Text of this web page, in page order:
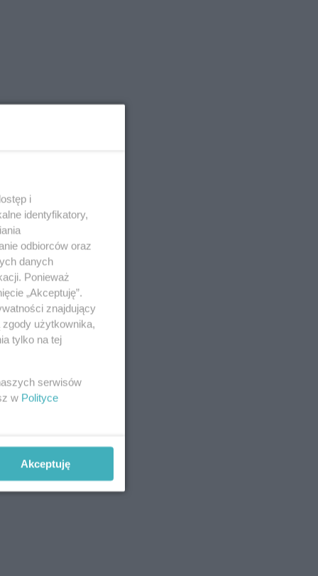
i
identyfikatory,
odbiorców oraz
danych
Ponieważ
„Akceptuję”.
znajdujący
użytkownika,
tylko na tej
serwisów
w Polityce
Akceptuję